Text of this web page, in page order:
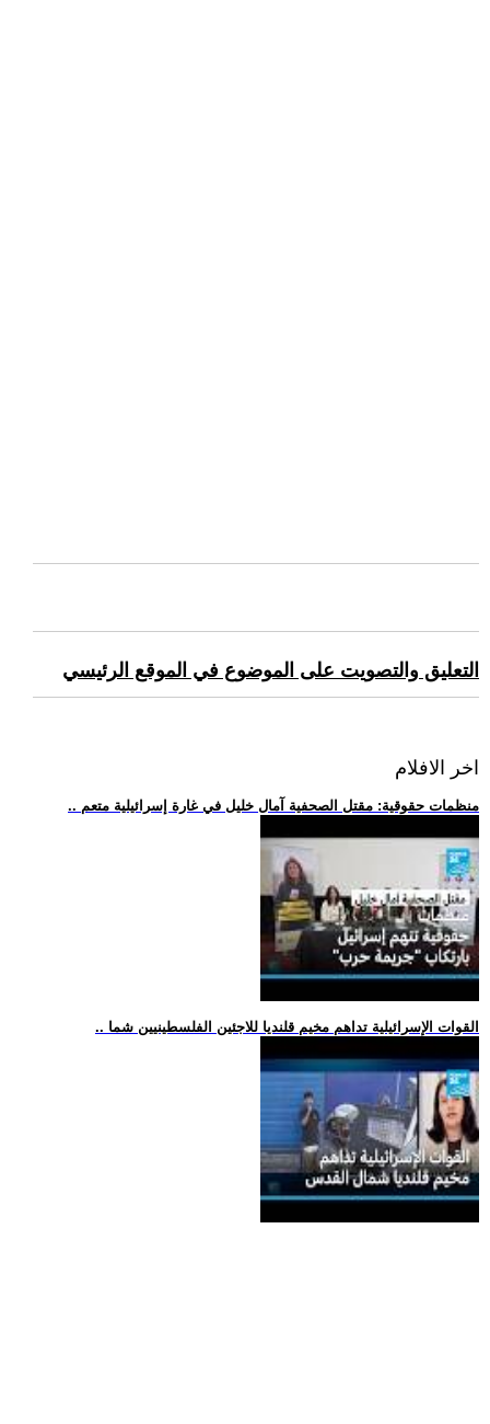
التعليق والتصويت على الموضوع في الموقع الرئيسي
اخر الافلام
.. منظمات حقوقية: مقتل الصحفية آمال خليل في غارة إسرائيلية متعم
.. القوات الإسرائيلية تداهم مخيم قلنديا للاجئين الفلسطينيين شما